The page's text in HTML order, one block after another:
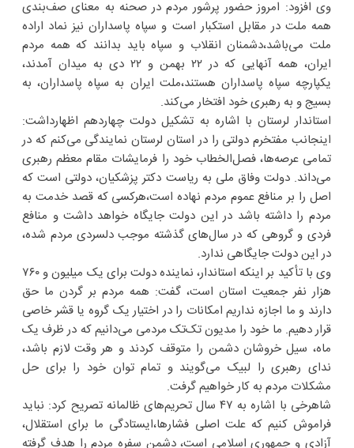
وی افزود: امروز حضور پرشور مردم در صحنه به معنای صف‌بندی
همه ملت در مقابل استکبار است و سپاه پاسداران نیز نماد اراده
ملت می‌باشد،دشمنان انقلاب و سپاه باید بدانند که همه مردم
ایران، همه آنهایی که در ۲۲ بهمن و ۲۲ دی به میدان آمدند،
یکپارچه سپاه پاسداران هستند،ملت ایران به سپاه پاسداران، به
بسیج و به رهبری خود افتخار می‌کند.
استاندار لرستان با اشاره به تشکیل دولت چهاردهم اظهارداشت:
اینجانب مفتخرم دولتی را در استان لرستان نمایندگی می‌کنم که در
تمامی عرصه‌ها، فصل‌الخطاب خود را فرمایشات مقام معظم رهبری
می‌داند. دولت وفاق ملی به ریاست دکتر پزشکیان، دولتی است که
اصل را بر منافع عموم مردم نهاده است،هرکسی که قصد خدمت به
مردم را داشته باشد در این دولت جایگاه خواهد داشت و منافع
فردی و گروهی که در سال‌های گذشته موجب دلسردی مردم شده،
در این دولت جایگاهی ندارد.
وی با تأکید بر اینکه استاندار، نماینده دولت برای یک میلیون و ۷۶۰
هزار نفر جمعیت استان است، گفت: همه مردم بر گردن ما حق
دارند و ما اجازه نداریم امکانات را در اختیار یک گروه یا قشر خاصی
قرار دهیم. ما خود را مدیون تک‌تک مردمی می‌دانیم که در ظرف یک
ماه، سیل خروشان دشمن را متوقف کردند و هر وقت لازم باشد،
ندای رهبری را لبیک می‌گویند و تمام توان خود را برای حل
مشکلات مردم به کار خواهیم گرفت.
شاهرخی با اشاره به ۴۷ سال تحریم‌های ظالمانه تصریح کرد: نباید
فراموش کنیم که علت اصلی فشارها،ایستادگی ما برای استقلال،
آزادی و جمهوری اسلامی است، دشمن سفره مردم را هدف گرفته